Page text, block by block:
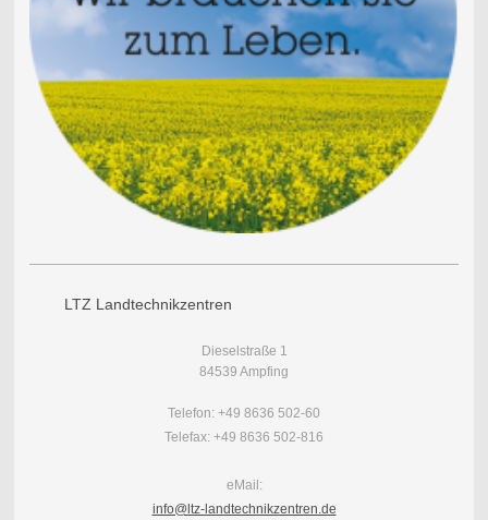
LTZ Landtechnikzentren
Dieselstraße 1
84539 Ampfing
Telefon: +49 8636 502-60
Telefax: +49 8636 502-816
eMail:
info@ltz-landtechnikzentren.de